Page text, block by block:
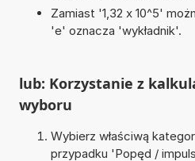
Zamiast '1,32 x 10^5'
'e' oznacza 'wykładnik'.
lub: Korzystanie z
wyboru
Wybierz właściwą
przypadku 'Popęd /